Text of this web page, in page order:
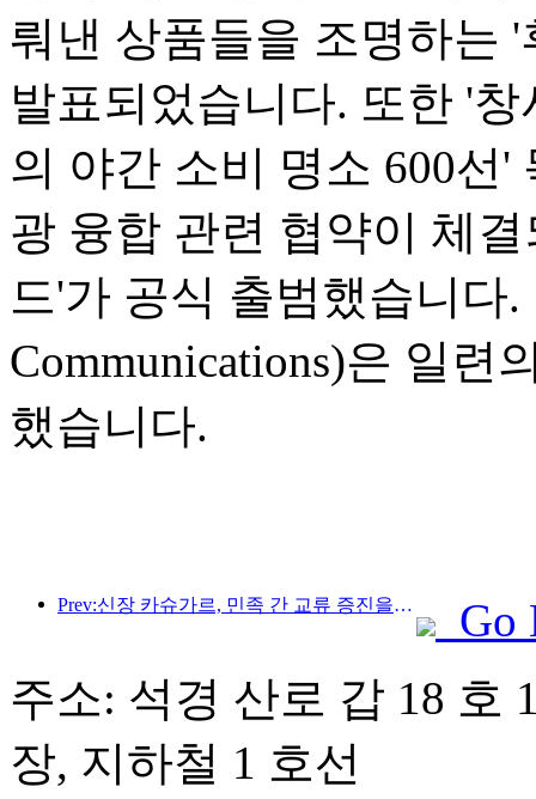
뤄낸 상품들을 조명하는
발표되었습니다. 또한 '
의 야간 소비 명소 600선
광 융합 관련 협약이 체
드'가 공식 출범했습니다
Communications)은 일련
했습니다.
Prev:신장 카슈가르, 민족 간 교류 증진을 위한 관광 홍보 행사 개최
Go
주소: 석경 산로 갑 18 호
장, 지하철 1 호선